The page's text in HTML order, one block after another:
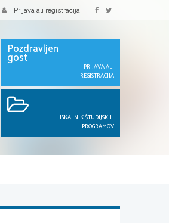
Prijava ali registracija
Pozdravljen
gost
PRIJAVA ALI
REGISTRACIJA
ISKALNIK ŠTUDIJSKIH
PROGRAMOV